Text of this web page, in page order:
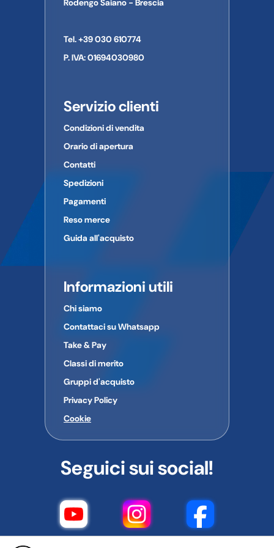
Rodengo Saiano - Brescia
Tel. +39 030 610774
P. IVA: 01694030980
Servizio clienti
Condizioni di vendita
Orario di apertura
Contatti
Spedizioni
Pagamenti
Reso merce
Guida all'acquisto
Informazioni utili
Chi siamo
Contattaci su Whatsapp
Take & Pay
Classi di merito
Gruppi d'acquisto
Privacy Policy
Cookie
Seguici sui social!